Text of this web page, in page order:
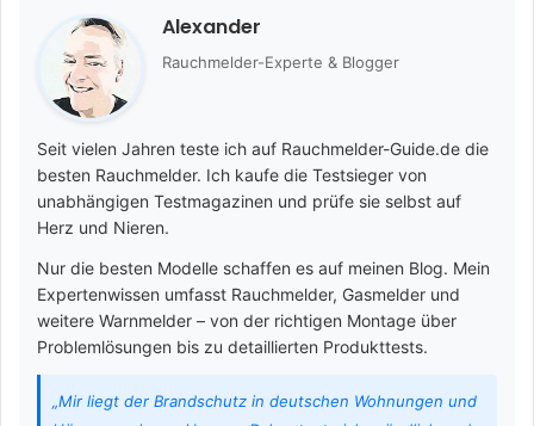
Alexander
Rauchmelder-Experte & Blogger
Seit vielen Jahren teste ich auf Rauchmelder-Guide.de die
besten Rauchmelder. Ich kaufe die Testsieger von
unabhängigen Testmagazinen und prüfe sie selbst auf
Herz und Nieren.
Nur die besten Modelle schaffen es auf meinen Blog. Mein
Expertenwissen umfasst Rauchmelder, Gasmelder und
weitere Warnmelder – von der richtigen Montage über
Problemlösungen bis zu detaillierten Produkttests.
„Mir liegt der Brandschutz in deutschen Wohnungen und